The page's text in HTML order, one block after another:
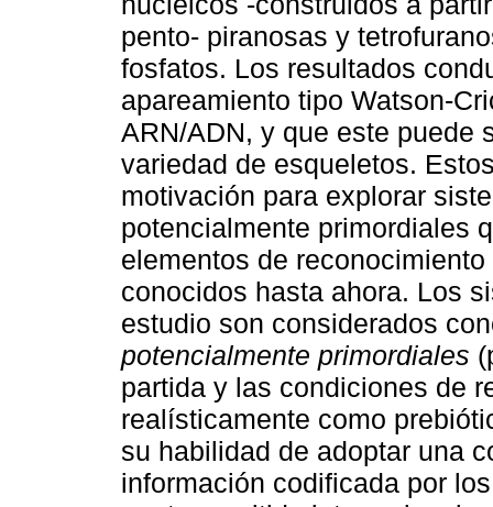
pento- piranosas y
fosfatos. Los resultados
apareamiento tipo Watson-
ARN/ADN, y que este puede
variedad de esqueletos.
motivación para explorar
potencialmente primordiales
elementos de
conocidos hasta ahora. Los
estudio son considerados
potencialmente primordiales
partida y las condiciones de
realísticamente como
su habilidad de adoptar una
información codificada por